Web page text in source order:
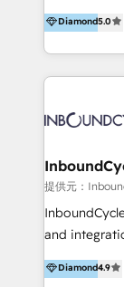
the rare
Accreditation,
new
CRM
HubSpot
aidons nos
sommes une
Diamond5.0
提供元：
and
experience,
With offices
Diamond4.9